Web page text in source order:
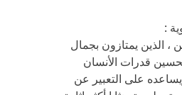
:
، الذين يمتازون بجمال
قدرات الأنسان
على التعبير عن